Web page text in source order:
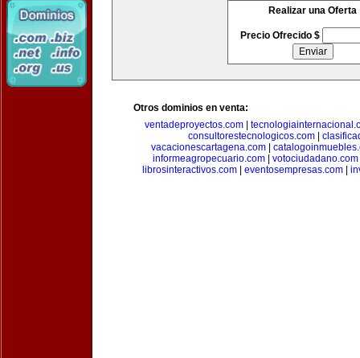
Realizar una Oferta
Precio Ofrecido $
Otros dominios en venta:
ventadeproyectos.com|
consultorestecnologicos.com
vacacionescartagena.com
informeagropecuario.com| votociudadano.com
librosinteractivos.com| eventosempresas.com|